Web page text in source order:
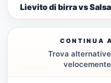
Lievito di birra vs
CONTINUA
Trova